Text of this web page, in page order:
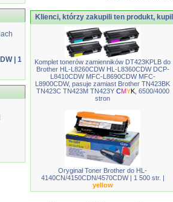
| 1
Klienci, którzy zakupili ten produkt,
Komplet tonerów zamienników DT423KPLB do
Brother HL-L8260CDW HL-L8360CDW DCP-
L8410CDW MFC-L8690CDW MFC-
L8900CDW, pasuje zamiast Brother TN423BK
TN423C TN423M TN423Y CMYK, 6500/4000
stron
Oryginał Toner Brother do HL-
4140CN/4150CDN/4570CDW | 1 500 str. |
yellow